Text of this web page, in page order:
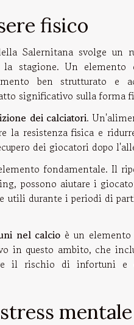
fisico
Salernitana svolge un
la stagione. Un
ben strutturato e
significativo sulla forma
dei calciatori.
la resistenza fisica e
dei giocatori dopo
fondamentale. Il
possono aiutare i
utili durante i periodi di
nel calcio è un elemento
in questo ambito, che
il rischio di infortuni
mentale